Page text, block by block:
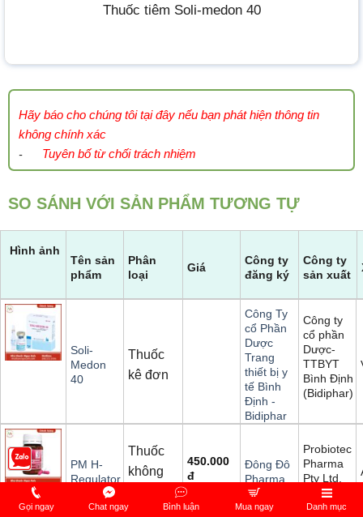
Thuốc tiêm Soli-medon 40
Hãy báo cho chúng tôi tại đây nếu bạn phát hiện thông tin
không chính xác
- Tuyên bố từ chối trách nhiệm
SO SÁNH VỚI SẢN PHẨM TƯƠNG TỰ
Hình ảnh
Tên sản
phẩm
Phân
loại
Giá
Công ty
đăng ký
Công ty
sản xuất
Soli-
Medon
40
Thuốc
kê đơn
Công Ty
cổ Phần
Dược
Trang
thiết bị y
tế Bình
Định -
Bidiphar
Công ty
cổ phần
Dược-
TTBYT
Bình Định
(Bidiphar)
PM H-
Regulator
Thuốc
không
450.000
đ
Đông Đô
Pharma
Probiotec
Pharma
Pty Ltd.
Gọi ngay Chat ngay Bình luận Mua ngay Danh mục